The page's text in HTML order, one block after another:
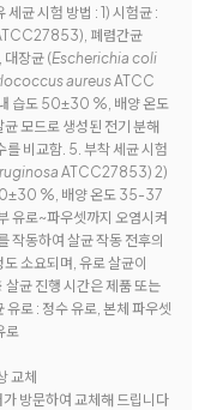
균 시험 방법 : 1) 시험균 :
폐렴간균
장균 (Escherichia coli
aureusATCC
습도 50±30 %, 배양 온도
모드로 생성된 전기 분해
를 비교함. 5. 부착 세균 시험
ATCC27853) 2)
%, 배양 온도 35-37
유로~파우셋까지 오염시켜
작동하여 살균 작동 전후의
소요되며, 유로 살균이
균 진행 시간은 제품 또는
로 : 정수 유로, 본체 파우셋
로
교체
방문하여 교체해 드립니다